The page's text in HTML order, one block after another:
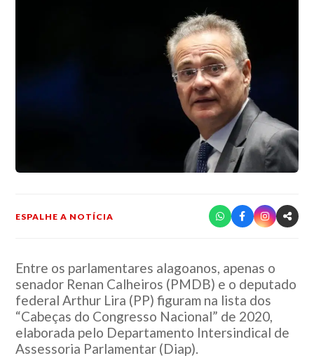
ESPALHE A NOTÍCIA
Entre os parlamentares alagoanos, apenas o
senador Renan Calheiros (PMDB) e o deputado
federal Arthur Lira (PP) figuram na lista dos
“Cabeças do Congresso Nacional” de 2020,
elaborada pelo Departamento Intersindical de
Assessoria Parlamentar (Diap).